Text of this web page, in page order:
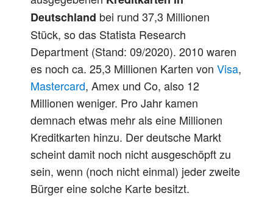
Deutschland bei rund 37,3 Millionen
Stück, so das Statista Research
Department (Stand: 09/2020). 2010 waren
es noch ca. 25,3 Millionen Karten von Visa,
Mastercard, Amex und Co, also 12
Millionen weniger. Pro Jahr kamen
demnach etwas mehr als eine Millionen
Kreditkarten hinzu. Der deutsche Markt
scheint damit noch nicht ausgeschöpft zu
sein, wenn (noch nicht einmal) jeder zweite
Bürger eine solche Karte besitzt.